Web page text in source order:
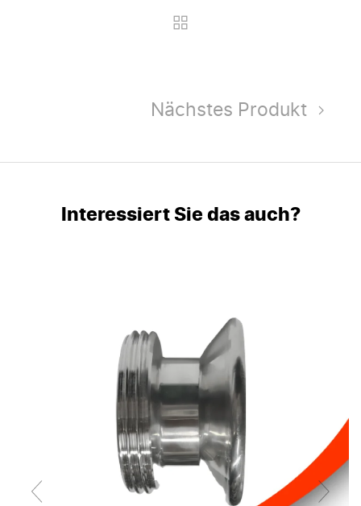
Nächstes Produkt
Interessiert Sie das auch?